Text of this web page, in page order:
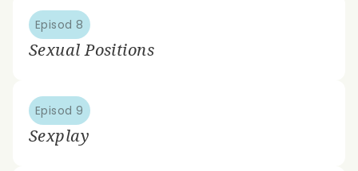
Episod 8
Sexual Positions
Episod 9
Sexplay